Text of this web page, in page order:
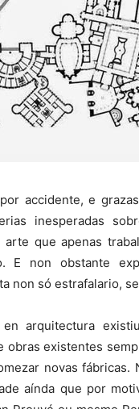
accidente, e
inesperadas
que apenas
E non obstante
non só estrafalario,
arquitectura
existentes
novas fábricas.
aínda que por